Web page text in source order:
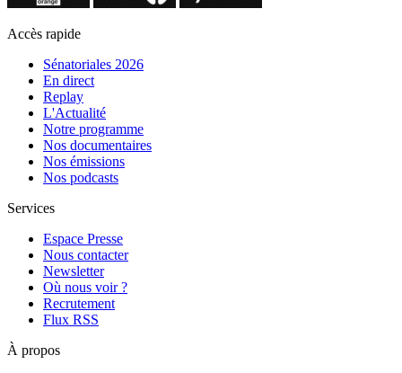
Accès rapide
Sénatoriales 2026
En direct
Replay
L'Actualité
Notre programme
Nos documentaires
Nos émissions
Nos podcasts
Services
Espace Presse
Nous contacter
Newsletter
Où nous voir ?
Recrutement
Flux RSS
À propos